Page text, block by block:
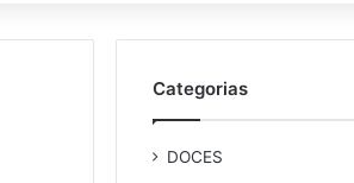
Categorias
DOCES